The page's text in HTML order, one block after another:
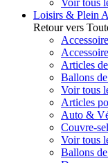
Voir tous
Loisirs & Plein
Retour vers
Articles
Ballons
Voir tous
Articles
Auto &
Couvre-
Voir tous
Ballons